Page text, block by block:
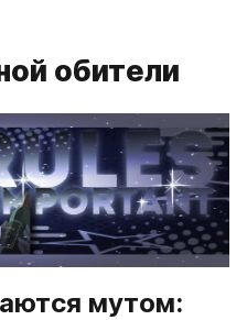
обители
мутом: